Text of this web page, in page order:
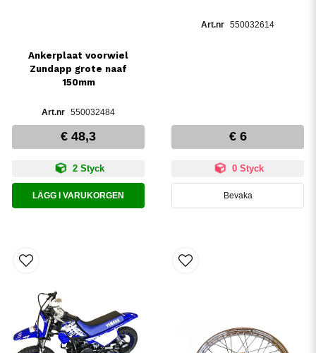
Ankerplaat voorwiel
Zundapp grote naaf
150mm
550032484
€ 48,3
2 Styck
LÄGG I VARUKORGEN
550032614
€ 6
0 Styck
Bevaka